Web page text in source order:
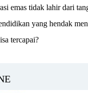
emas tidak lahir dari
yang hendak
tercapai?